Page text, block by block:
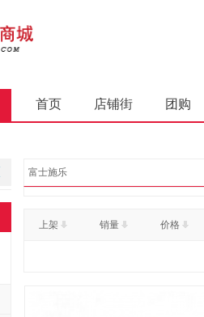
首页 店铺街 团购
屏风类
轻金属床类 木制床类
富士施乐
上架 销量 价格